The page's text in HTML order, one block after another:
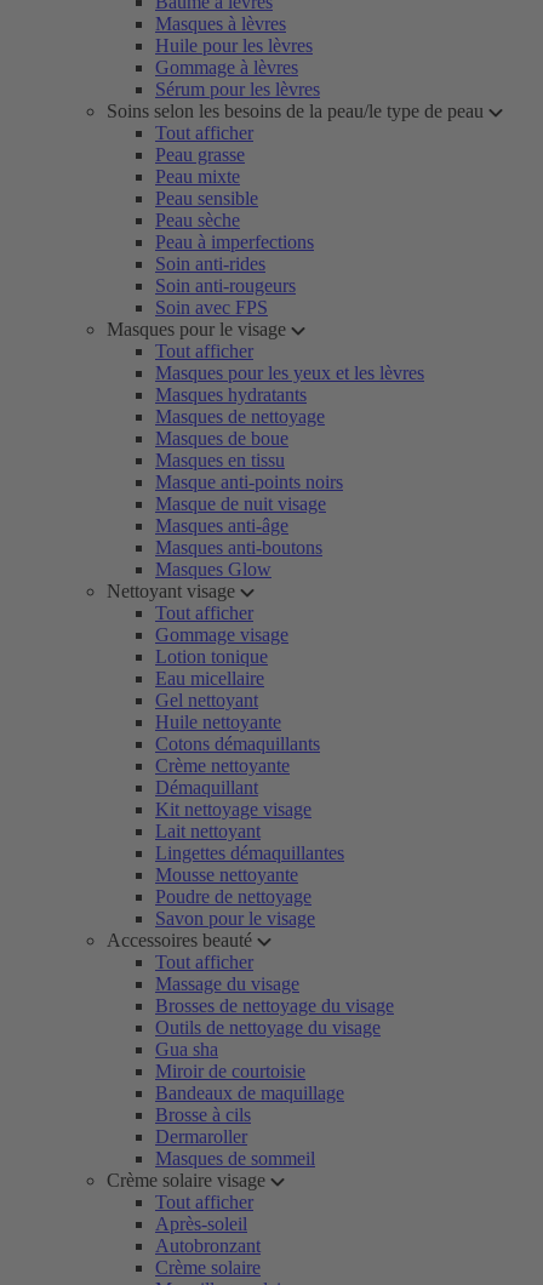
Masques à lèvres
Huile pour les lèvres
Gommage à lèvres
Sérum pour les lèvres
Soins selon les besoins de la peau/le type de peau
Tout afficher
Peau grasse
Peau mixte
Peau sensible
Peau sèche
Peau à imperfections
Soin anti-rides
Soin anti-rougeurs
Soin avec FPS
Masques pour le visage
Tout afficher
Masques pour les yeux et les lèvres
Masques hydratants
Masques de nettoyage
Masques de boue
Masques en tissu
Masque anti-points noirs
Masque de nuit visage
Masques anti-âge
Masques anti-boutons
Masques Glow
Nettoyant visage
Tout afficher
Gommage visage
Lotion tonique
Eau micellaire
Gel nettoyant
Huile nettoyante
Cotons démaquillants
Crème nettoyante
Démaquillant
Kit nettoyage visage
Lait nettoyant
Lingettes démaquillantes
Mousse nettoyante
Poudre de nettoyage
Savon pour le visage
Accessoires beauté
Tout afficher
Massage du visage
Brosses de nettoyage du visage
Outils de nettoyage du visage
Gua sha
Miroir de courtoisie
Bandeaux de maquillage
Brosse à cils
Dermaroller
Masques de sommeil
Crème solaire visage
Tout afficher
Après-soleil
Autobronzant
Crème solaire